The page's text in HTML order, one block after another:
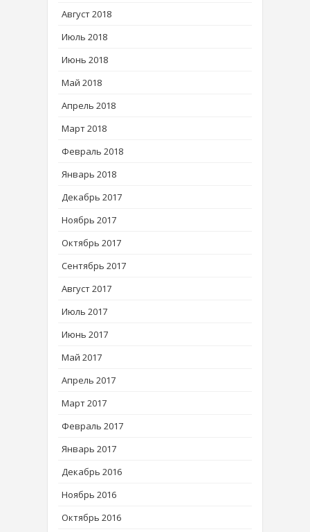
Август 2018
Июль 2018
Июнь 2018
Май 2018
Апрель 2018
Март 2018
Февраль 2018
Январь 2018
Декабрь 2017
Ноябрь 2017
Октябрь 2017
Сентябрь 2017
Август 2017
Июль 2017
Июнь 2017
Май 2017
Апрель 2017
Март 2017
Февраль 2017
Январь 2017
Декабрь 2016
Ноябрь 2016
Октябрь 2016